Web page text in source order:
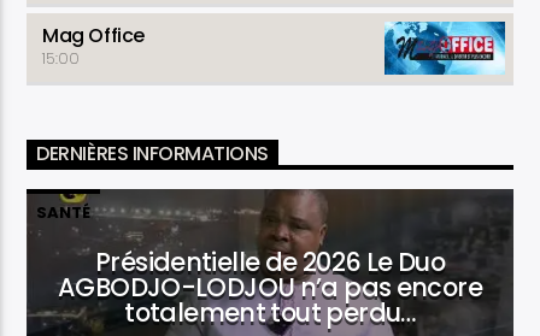
Mag Office
15:00
DERNIÈRES INFORMATIONS
SANTÉ
Présidentielle de 2026 Le Duo
AGBODJO-LODJOU n’a pas encore
totalement tout perdu…